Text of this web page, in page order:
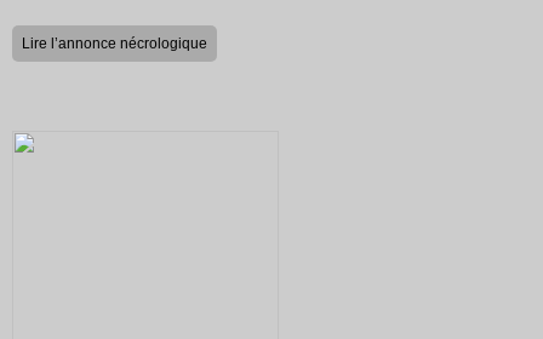
Lire l’annonce nécrologique